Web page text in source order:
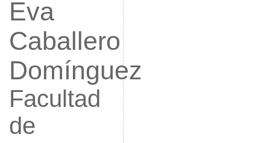
Eva
Caballero
Domínguez
Facultad
de